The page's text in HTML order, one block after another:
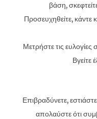
βάση,
Προσευχηθείτε, κάντε
Μετρήστε τις ευλογίες
Βγείτε
Επιβραδύνετε,
απολαύστε ότι